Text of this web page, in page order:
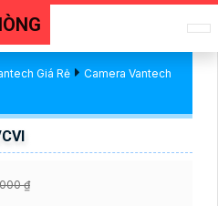
Giá Rẻ
Camera Vantech
₫